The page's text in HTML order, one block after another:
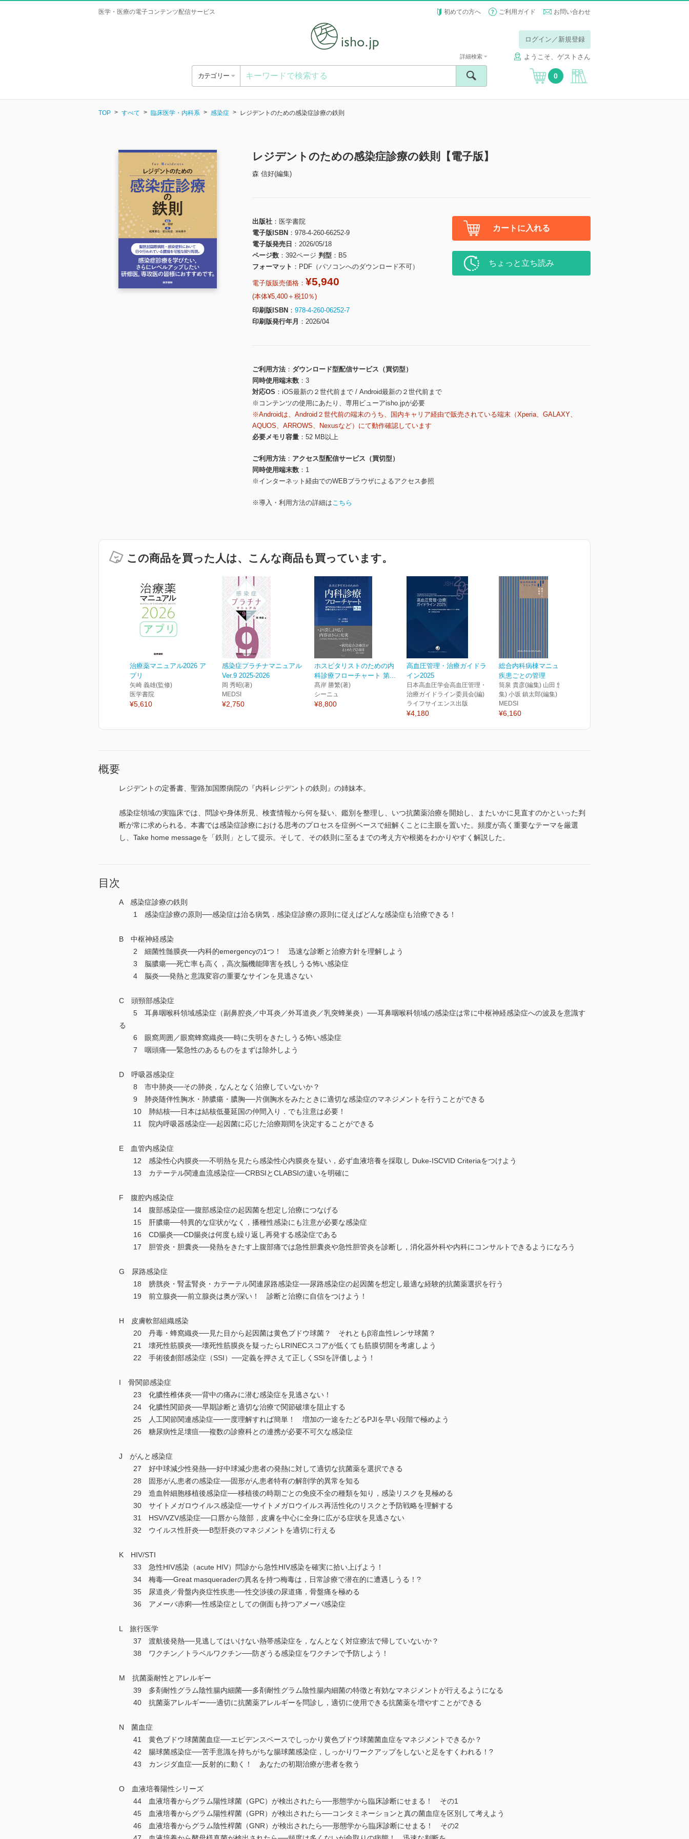
医学・医療の電子コンテンツ配信サービス 初めての方へ ご利用ガイド お問い合わせ
ログイン／新規登録
ようこそ、ゲストさん
カテゴリー
詳細検索
0
TOP すべて 臨床医学・内科系 感染症 レジデントのための感染症診療の鉄則
レジデントのための感染症診療の鉄則【電子版】
森 信好(編集)
出版社
医学書院
電子版ISBN
978-4-260-66252-9
電子版発売日
2026/05/18
ページ数
392ページ 判型
B5
フォーマット
PDF（パソコンへのダウンロード不可）
電子版販売価格： ¥5,940
(本体¥5,400＋税10％)
印刷版ISBN
978-4-260-06252-7
印刷版発行年月
2026/04
カートに入れる
ちょっと立ち読み
ご利用方法
ダウンロード型配信サービス（買切型）
同時使用端末数
3
対応OS
iOS最新の２世代前まで / Android最新の２世代前まで
※コンテンツの使用にあたり、専用ビューアisho.jpが必要
※Androidは、Android２世代前の端末のうち、国内キャリア経由で販売されている端末（Xperia、GALAXY、
AQUOS、ARROWS、Nexusなど）にて動作確認しています
必要メモリ容量
52 MB以上
ご利用方法
アクセス型配信サービス（買切型）
同時使用端末数
1
※インターネット経由でのWEBブラウザによるアクセス参照
※導入・利用方法の詳細はこちら
この商品を買った人は、こんな商品も買っています。
治療薬マニュアル2026 ア
プリ
矢崎 義雄(監修)
医学書院
¥5,610
感染症プラチナマニュアル
Ver.9 2025-2026
岡 秀昭(著)
MEDSI
¥2,750
ホスピタリストのための内
科診療フローチャート 第...
髙岸 勝繁(著)
シーニュ
¥8,800
高血圧管理・治療ガイドラ
イン2025
日本高血圧学会高血圧管理・
治療ガイドライン委員会(編)
ライフサイエンス出版
¥4,180
総合内科病棟マニュアル
疾患ごとの管理
筒泉 貴彦(編集) 山田 悠史(編
集) 小坂 鎮太郎(編集)
MEDSI
¥6,160
概要
レジデントの定番書、聖路加国際病院の『内科レジデントの鉄則』の姉妹本。
感染症領域の実臨床では、問診や身体所見、検査情報から何を疑い、鑑別を整理し、いつ抗菌薬治療を開始し、またいかに見直すのかといった判
断が常に求められる。本書では感染症診療における思考のプロセスを症例ベースで紐解くことに主眼を置いた。頻度が高く重要なテーマを厳選
し、Take home messageを「鉄則」として提示。そして、その鉄則に至るまでの考え方や根拠をわかりやすく解説した。
目次
A 感染症診療の鉄則
1 感染症診療の原則──感染症は治る病気．感染症診療の原則に従えばどんな感染症も治療できる！
B 中枢神経感染
2 細菌性髄膜炎──内科的emergencyの1つ！ 迅速な診断と治療方針を理解しよう
3 脳膿瘍──死亡率も高く，高次脳機能障害を残しうる怖い感染症
4 脳炎──発熱と意識変容の重要なサインを見逃さない
C 頭頸部感染症
5 耳鼻咽喉科領域感染症（副鼻腔炎／中耳炎／外耳道炎／乳突蜂巣炎）──耳鼻咽喉科領域の感染症は常に中枢神経感染症への波及を意識す
る
6 眼窩周囲／眼窩蜂窩織炎──時に失明をきたしうる怖い感染症
7 咽頭痛──緊急性のあるものをまずは除外しよう
D 呼吸器感染症
8 市中肺炎──その肺炎，なんとなく治療していないか？
9 肺炎随伴性胸水・肺膿瘍・膿胸──片側胸水をみたときに適切な感染症のマネジメントを行うことができる
10 肺結核──日本は結核低蔓延国の仲間入り．でも注意は必要！
11 院内呼吸器感染症──起因菌に応じた治療期間を決定することができる
E 血管内感染症
12 感染性心内膜炎──不明熱を見たら感染性心内膜炎を疑い，必ず血液培養を採取し Duke-ISCVID Criteriaをつけよう
13 カテーテル関連血流感染症──CRBSIとCLABSIの違いを明確に
F 腹腔内感染症
14 腹部感染症──腹部感染症の起因菌を想定し治療につなげる
15 肝膿瘍──特異的な症状がなく，播種性感染にも注意が必要な感染症
16 CD腸炎──CD腸炎は何度も繰り返し再発する感染症である
17 胆管炎・胆囊炎──発熱をきたす上腹部痛では急性胆囊炎や急性胆管炎を診断し，消化器外科や内科にコンサルトできるようになろう
G 尿路感染症
18 膀胱炎・腎盂腎炎・カテーテル関連尿路感染症──尿路感染症の起因菌を想定し最適な経験的抗菌薬選択を行う
19 前立腺炎──前立腺炎は奥が深い！ 診断と治療に自信をつけよう！
H 皮膚軟部組織感染
20 丹毒・蜂窩織炎──見た目から起因菌は黄色ブドウ球菌？ それともβ溶血性レンサ球菌？
21 壊死性筋膜炎──壊死性筋膜炎を疑ったらLRINECスコアが低くても筋膜切開を考慮しよう
22 手術後創部感染症（SSI）──定義を押さえて正しくSSIを評価しよう！
I 骨関節感染症
23 化膿性椎体炎──背中の痛みに潜む感染症を見逃さない！
24 化膿性関節炎──早期診断と適切な治療で関節破壊を阻止する
25 人工関節関連感染症──一度理解すれば簡単！ 増加の一途をたどるPJIを早い段階で極めよう
26 糖尿病性足壊疽──複数の診療科との連携が必要不可欠な感染症
J がんと感染症
27 好中球減少性発熱──好中球減少患者の発熱に対して適切な抗菌薬を選択できる
28 固形がん患者の感染症──固形がん患者特有の解剖学的異常を知る
29 造血幹細胞移植後感染症──移植後の時期ごとの免疫不全の種類を知り，感染リスクを見極める
30 サイトメガロウイルス感染症──サイトメガロウイルス再活性化のリスクと予防戦略を理解する
31 HSV/VZV感染症──口唇から陰部，皮膚を中心に全身に広がる症状を見逃さない
32 ウイルス性肝炎──B型肝炎のマネジメントを適切に行える
K HIV/STI
33 急性HIV感染（acute HIV）問診から急性HIV感染を確実に拾い上げよう！
34 梅毒──Great masqueraderの異名を持つ梅毒は，日常診療で潜在的に遭遇しうる！?
35 尿道炎／骨盤内炎症性疾患──性交渉後の尿道痛，骨盤痛を極める
36 アメーバ赤痢──性感染症としての側面も持つアメーバ感染症
L 旅行医学
37 渡航後発熱──見逃してはいけない熱帯感染症を，なんとなく対症療法で帰していないか？
38 ワクチン／トラベルワクチン──防ぎうる感染症をワクチンで予防しよう！
M 抗菌薬耐性とアレルギー
39 多剤耐性グラム陰性腸内細菌──多剤耐性グラム陰性腸内細菌の特徴と有効なマネジメントが行えるようになる
40 抗菌薬アレルギー──適切に抗菌薬アレルギーを問診し，適切に使用できる抗菌薬を増やすことができる
N 菌血症
41 黄色ブドウ球菌菌血症──エビデンスベースでしっかり黄色ブドウ球菌菌血症をマネジメントできるか？
42 腸球菌感染症──苦手意識を持ちがちな腸球菌感染症，しっかりワークアップをしないと足をすくわれる！?
43 カンジダ血症──反射的に動く！ あなたの初期治療が患者を救う
O 血液培養陽性シリーズ
44 血液培養からグラム陽性球菌（GPC）が検出されたら──形態学から臨床診断にせまる！ その1
45 血液培養からグラム陽性桿菌（GPR）が検出されたら──コンタミネーションと真の菌血症を区別して考えよう
46 血液培養からグラム陰性桿菌（GNR）が検出されたら──形態学から臨床診断にせまる！ その2